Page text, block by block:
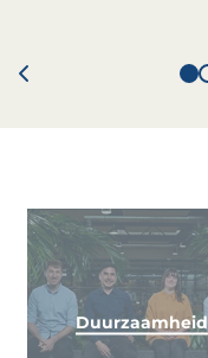
Duurzaamheid